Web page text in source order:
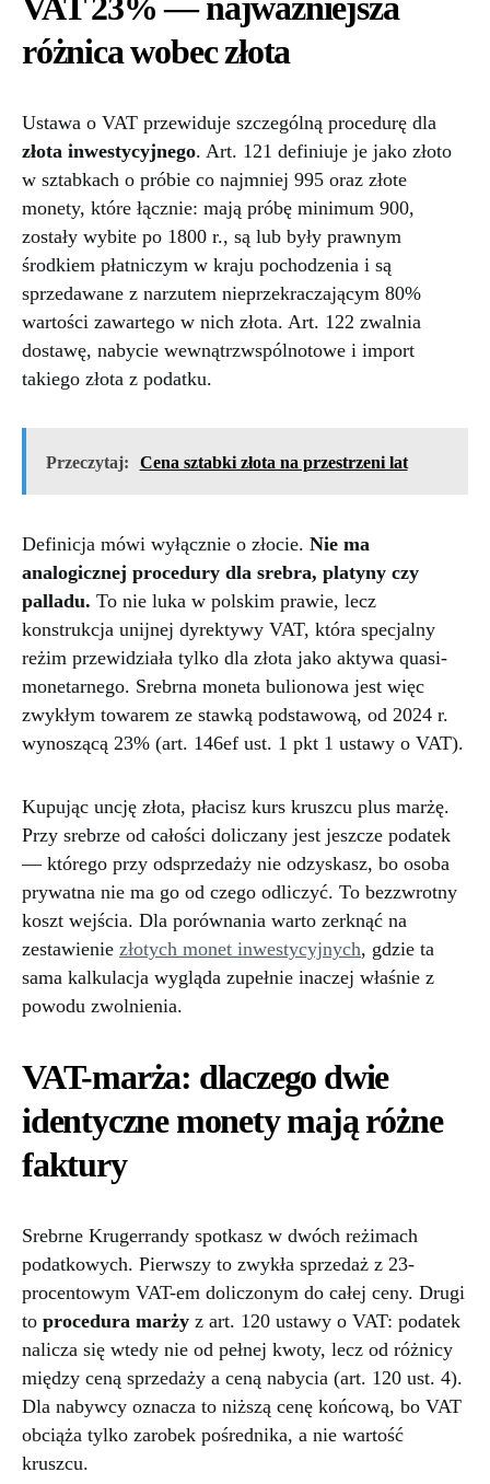
różnica wobec złota
Ustawa o VAT przewiduje szczególną procedurę dla
złota inwestycyjnego. Art. 121 definiuje je jako złoto
w sztabkach o próbie co najmniej 995 oraz złote
monety, które łącznie: mają próbę minimum 900,
zostały wybite po 1800 r., są lub były prawnym
środkiem płatniczym w kraju pochodzenia i są
sprzedawane z narzutem nieprzekraczającym 80%
wartości zawartego w nich złota. Art. 122 zwalnia
dostawę, nabycie wewnątrzwspólnotowe i import
takiego złota z podatku.
Przeczytaj: Cena sztabki złota na przestrzeni lat
Definicja mówi wyłącznie o złocie. Nie ma
analogicznej procedury dla srebra, platyny czy
palladu. To nie luka w polskim prawie, lecz
konstrukcja unijnej dyrektywy VAT, która specjalny
reżim przewidziała tylko dla złota jako aktywa quasi-
monetarnego. Srebrna moneta bulionowa jest więc
zwykłym towarem ze stawką podstawową, od 2024 r.
wynoszącą 23% (art. 146ef ust. 1 pkt 1 ustawy o VAT).
Kupując uncję złota, płacisz kurs kruszcu plus marżę.
Przy srebrze od całości doliczany jest jeszcze podatek
— którego przy odsprzedaży nie odzyskasz, bo osoba
prywatna nie ma go od czego odliczyć. To bezzwrotny
koszt wejścia. Dla porównania warto zerknąć na
zestawienie złotych monet inwestycyjnych, gdzie ta
sama kalkulacja wygląda zupełnie inaczej właśnie z
powodu zwolnienia.
VAT-marża: dlaczego dwie
identyczne monety mają różne
faktury
Srebrne Krugerrandy spotkasz w dwóch reżimach
podatkowych. Pierwszy to zwykła sprzedaż z 23-
procentowym VAT-em doliczonym do całej ceny. Drugi
to procedura marży z art. 120 ustawy o VAT: podatek
nalicza się wtedy nie od pełnej kwoty, lecz od różnicy
między ceną sprzedaży a ceną nabycia (art. 120 ust. 4).
Dla nabywcy oznacza to niższą cenę końcową, bo VAT
obciąża tylko zarobek pośrednika, a nie wartość
kruszcu.